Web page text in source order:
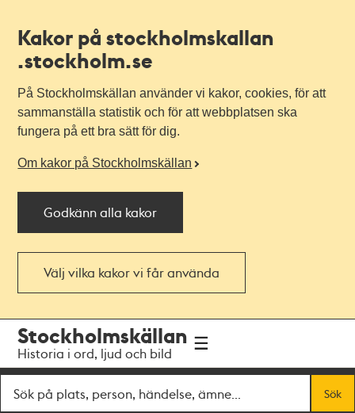
Kakor på stockholmskallan
.stockholm.se
På Stockholmskällan använder vi kakor, cookies, för att
sammanställa statistik och för att webbplatsen ska
fungera på ett bra sätt för dig.
Om kakor på Stockholmskällan
Godkänn alla kakor
Välj vilka kakor vi får använda
navigationen
huvudinnehållet
Stockholmskällan
Historia i ord, ljud och bild
Sök